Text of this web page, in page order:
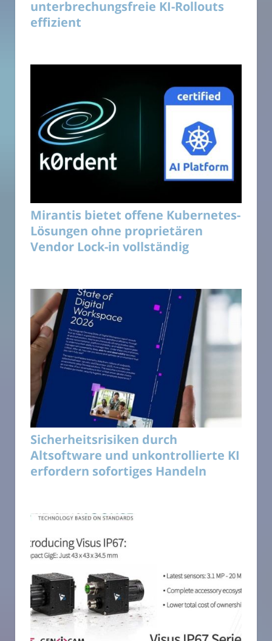
unterbrechungsfreie KI-Rollouts
effizient
Mirantis bietet offene Kubernetes-
Lösungen ohne proprietären
Vendor Lock-in vollständig
Sicherheitsrisiken durch
Altsoftware und unkontrollierte KI
erfordern sofortiges Handeln